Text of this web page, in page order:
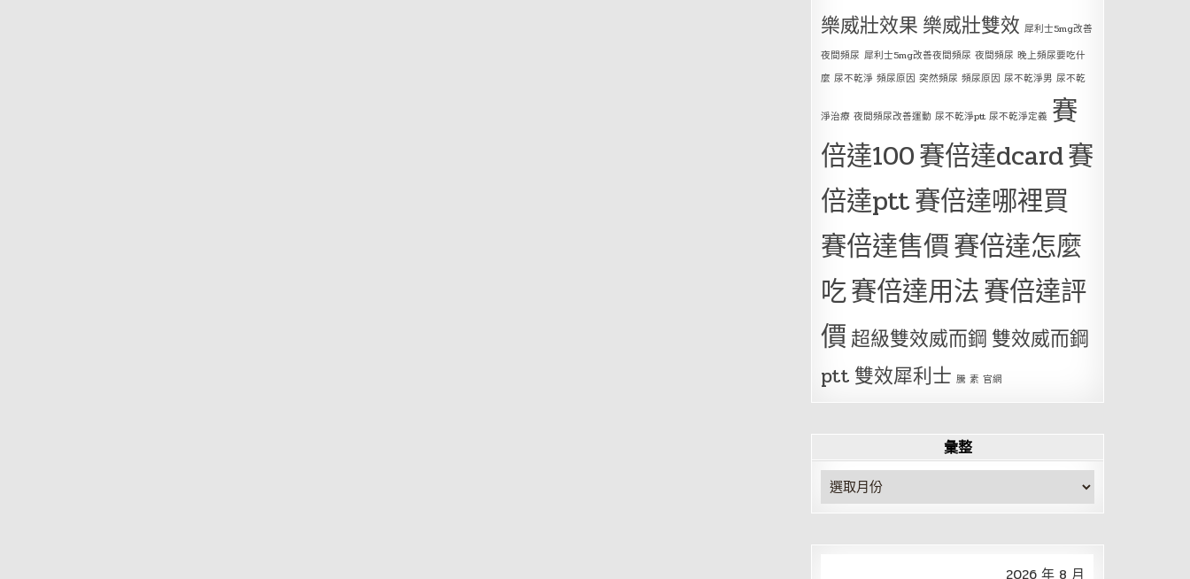
樂威壯效果 樂威壯雙效 犀利士5mg改善
夜間頻尿 犀利士5mg改善夜間頻尿 夜間頻尿 晚上頻尿要吃什
麼 尿不乾淨 頻尿原因 突然頻尿 頻尿原因 尿不乾淨男 尿不乾
淨治療 夜間頻尿改善運動 尿不乾淨ptt 尿不乾淨定義 賽
倍達100賽倍達dcard賽
倍達ptt賽倍達哪裡買
賽倍達售價賽倍達怎麼
吃賽倍達用法賽倍達評
價超級雙效威而鋼 雙效威而鋼
ptt 雙效犀利士 騰 素 官網
彙整
彙
整
2026 年 8 月